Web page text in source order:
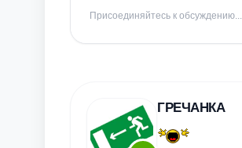
Присоединяйтесь к обсуждению...
ГРЕЧАНКА